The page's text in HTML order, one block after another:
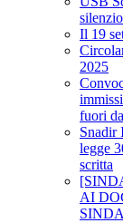
Il 19
2025
fuori
Snadir
legge
scritta
AI